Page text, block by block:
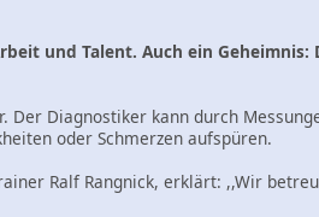
und Talent. Auch ein Geheimnis:
Der Diagnostiker kann durch
oder Schmerzen aufspüren.
Ralf Rangnick, erklärt: ,,Wir